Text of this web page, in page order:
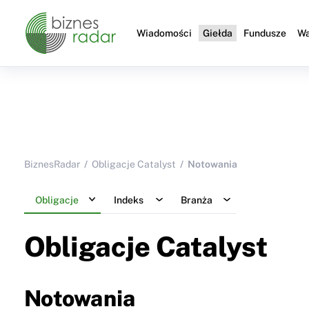
Wiadomości Giełda Fundusze
BiznesRadar Obligacje Catalyst Notowania
Obligacje Indeks Branża
Obligacje Catalyst
Notowania